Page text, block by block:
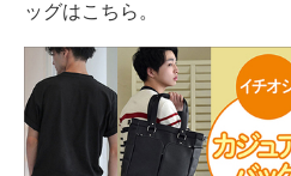
ッグはこちら。